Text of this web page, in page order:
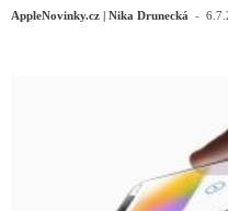
AppleNovinky.cz | Nika Drunecká -